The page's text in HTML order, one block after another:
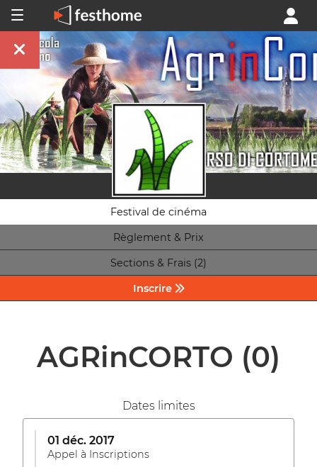
Festival de cinéma
Règlement & Prix
Sections & Frais (2)
Inscrire
AGRinCORTO (0)
Dates limites
01 déc. 2017
Appel à Inscriptions